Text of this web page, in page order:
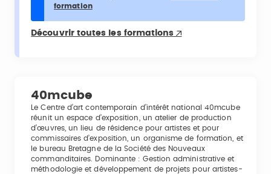
formation
Découvrir toutes les formations
40mcube
Le Centre d’art contemporain d’intérêt national 40mcube
réunit un espace d’exposition, un atelier de production
d’œuvres, un lieu de résidence pour artistes et pour
commissaires d’exposition, un organisme de formation, et
le bureau Bretagne de la Société des Nouveaux
commanditaires. Dominante : Gestion administrative et
méthodologie et développement de projets pour artistes-